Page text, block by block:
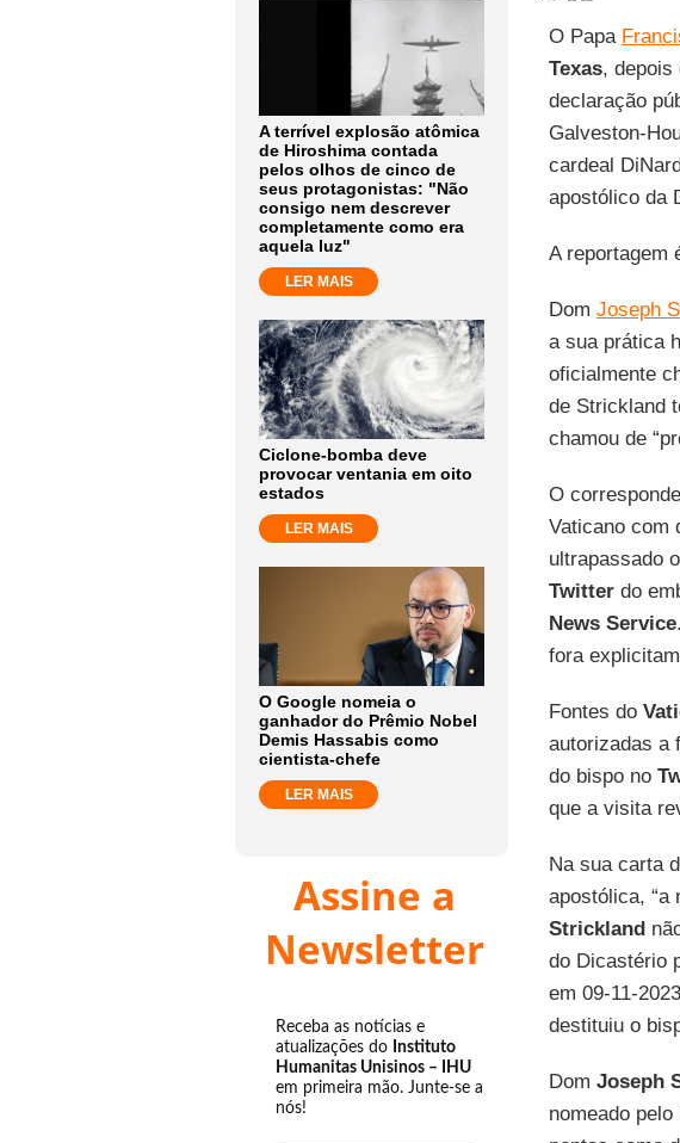
A terrível explosão atômica
de Hiroshima contada
pelos olhos de cinco de
seus protagonistas: "Não
consigo nem descrever
completamente como era
aquela luz"
LER MAIS
Ciclone-bomba deve
provocar ventania em oito
estados
LER MAIS
O Google nomeia o
ganhador do Prêmio Nobel
Demis Hassabis como
cientista-chefe
LER MAIS
Assine a
Newsletter
Receba as notícias e
atualizações do Instituto
Humanitas Unisinos – IHU
em primeira mão. Junte-se a
nós!
O Papa
Texas, depois
declaração
Galveston-
cardeal
apostólico da
A reportagem
Dom Joseph
a sua prática
oficialmente
de Strickland
chamou de
O
Vaticano com
ultrapassado
Twitterdo
News Service
fora
Fontes do
autorizadas a
do bispo no
que a visita
Na sua carta
apostólica, “a
Strickland
do Dicastério
em 09-11-
destituiu o
Dom Joseph
nomeado pelo